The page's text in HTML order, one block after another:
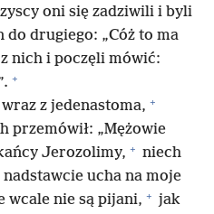
oni się zadziwili i byli
drugiego: „Cóż to ma
nich i poczęli mówić:
+
z jedenastoma, +
przemówił: „Mężowie
Jerozolimy, + niech
ucha na moje
wcale nie są pijani, + jak